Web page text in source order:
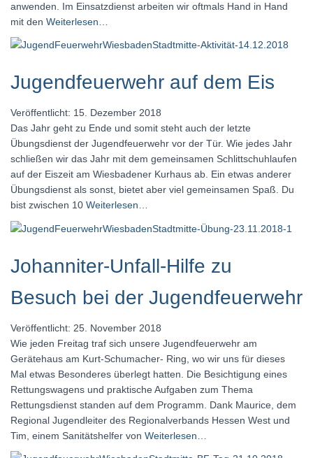
anwenden. Im Einsatzdienst arbeiten wir oftmals Hand in Hand
mit den Weiterlesen…
Jugendfeuerwehr auf dem Eis
Veröffentlicht: 15. Dezember 2018
Das Jahr geht zu Ende und somit steht auch der letzte
Übungsdienst der Jugendfeuerwehr vor der Tür. Wie jedes Jahr
schließen wir das Jahr mit dem gemeinsamen Schlittschuhlaufen
auf der Eiszeit am Wiesbadener Kurhaus ab. Ein etwas anderer
Übungsdienst als sonst, bietet aber viel gemeinsamen Spaß. Du
bist zwischen 10 Weiterlesen…
Johanniter-Unfall-Hilfe zu
Besuch bei der Jugendfeuerwehr
Veröffentlicht: 25. November 2018
Wie jeden Freitag traf sich unsere Jugendfeuerwehr am
Gerätehaus am Kurt-Schumacher- Ring, wo wir uns für dieses
Mal etwas Besonderes überlegt hatten. Die Besichtigung eines
Rettungswagens und praktische Aufgaben zum Thema
Rettungsdienst standen auf dem Programm. Dank Maurice, dem
Regional Jugendleiter des Regionalverbands Hessen West und
Tim, einem Sanitätshelfer von Weiterlesen…